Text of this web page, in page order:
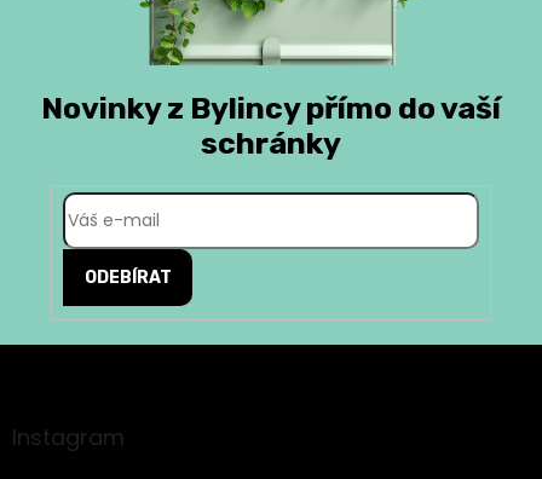
k
y
ý
p
i
s
Novinky z Bylincy přímo do vaší
schránky
ODEBÍRAT
Z
aInstagram